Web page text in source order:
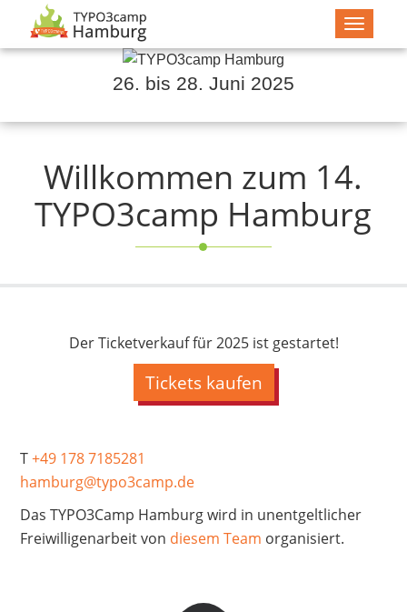
zeigen
26. bis 28. Juni 2025
Willkommen zum 14.
TYPO3camp Hamburg
Der Ticketverkauf für 2025 ist gestartet!
Tickets kaufen
T+49 178 7185281
hamburg@typo3camp.de
Das TYPO3Camp Hamburg wird in unentgeltlicher
Freiwilligenarbeit von diesem Team organisiert.